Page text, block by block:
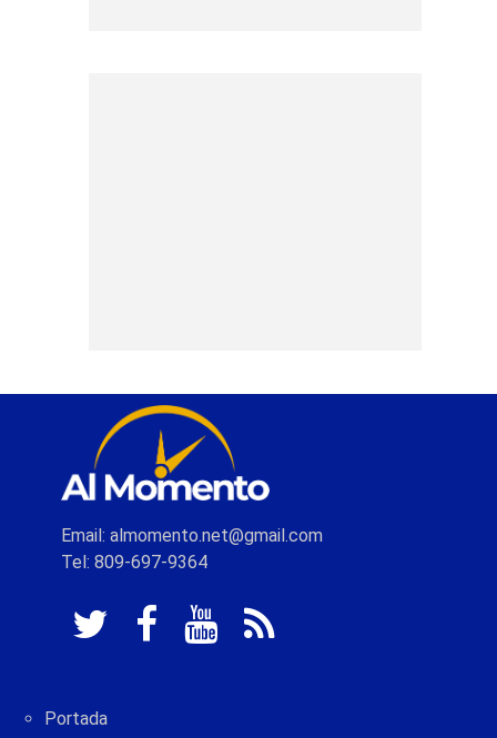
Email: almomento.net@gmail.com
Tel: 809-697-9364
Portada